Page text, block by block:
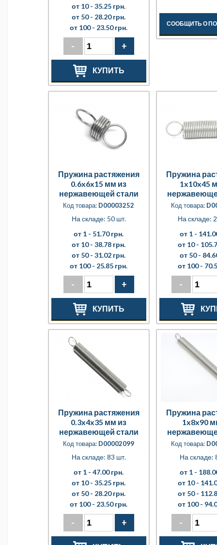
от 10 - 35.25 грн.
от 50 - 28.20 грн.
от 100 - 23.50 грн.
- +
КУПИТЬ
СООБЩИТЬ О
Пружина растяжения
0.6x6x15 мм из
нержавеющей стали
Код товара: D00003252
На складе: 50 шт.
от 1 - 51.70 грн.
от 10 - 38.78 грн.
от 50 - 31.02 грн.
от 100 - 25.85 грн.
- +
КУПИТЬ
Пружина
1x10x45
Код товара:
На складе:
от 1 -
от 10 -
от 50 -
от 100 -
-
Пружина растяжения
0.3x4x35 мм из
нержавеющей стали
Код товара: D00002099
На складе: 83 шт.
от 1 - 47.00 грн.
от 10 - 35.25 грн.
от 50 - 28.20 грн.
от 100 - 23.50 грн.
- +
Пружина
1x8x90
Код товара:
На складе:
от 1 -
от 10 -
от 50 -
от 100 -
-